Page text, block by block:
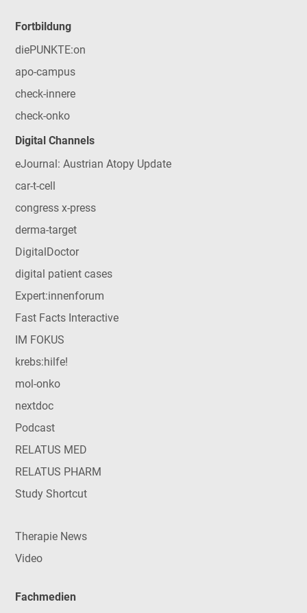
Fortbildung
diePUNKTE:on
apo-campus
check-innere
check-onko
Digital Channels
eJournal: Austrian Atopy Update
car-t-cell
congress x-press
derma-target
DigitalDoctor
digital patient cases
Expert:innenforum
Fast Facts Interactive
IM FOKUS
krebs:hilfe!
mol-onko
nextdoc
Podcast
RELATUS MED
RELATUS PHARM
Study Shortcut
Therapie News
Video
Fachmedien